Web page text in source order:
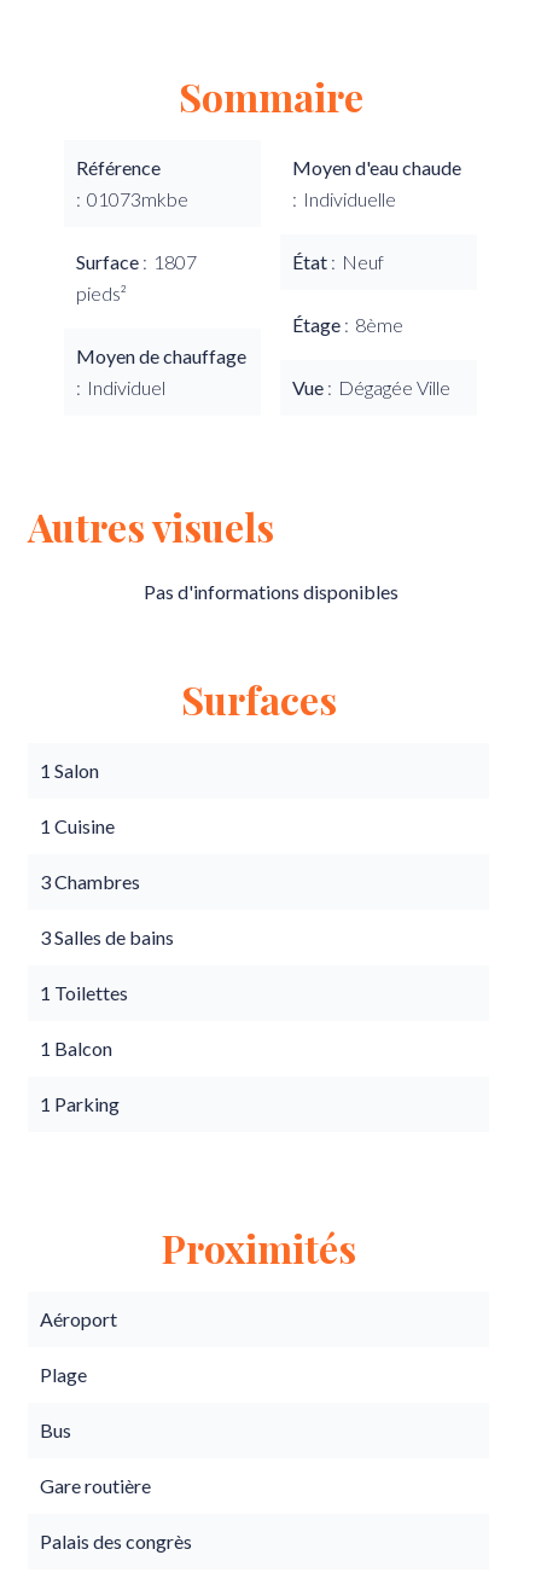
Sommaire
Référence
01073mkbe
Surface
1807
pieds²
Moyen de chauffage
Individuel
Moyen d'eau chaude
Individuelle
État Neuf
Étage 8ème
Vue Dégagée Ville
Autres visuels
Pas d'informations disponibles
Surfaces
1 Salon
1 Cuisine
3 Chambres
3 Salles de bains
1 Toilettes
1 Balcon
1 Parking
Proximités
Aéroport
Plage
Bus
Gare routière
Palais des congrès